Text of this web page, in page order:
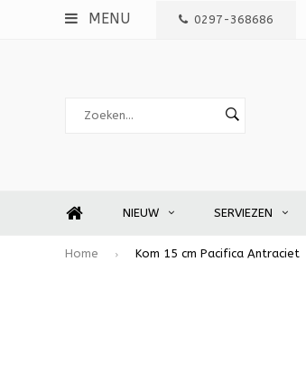
MENU 0297-368686
NIEUW SERVIEZEN
Home Kom 15 cm Pacifica Antraciet